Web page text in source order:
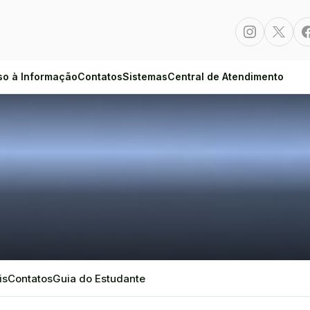
Instagram
à InformaçãoContatosSistemasCentral de Atendimento
ContatosGuia do Estudante